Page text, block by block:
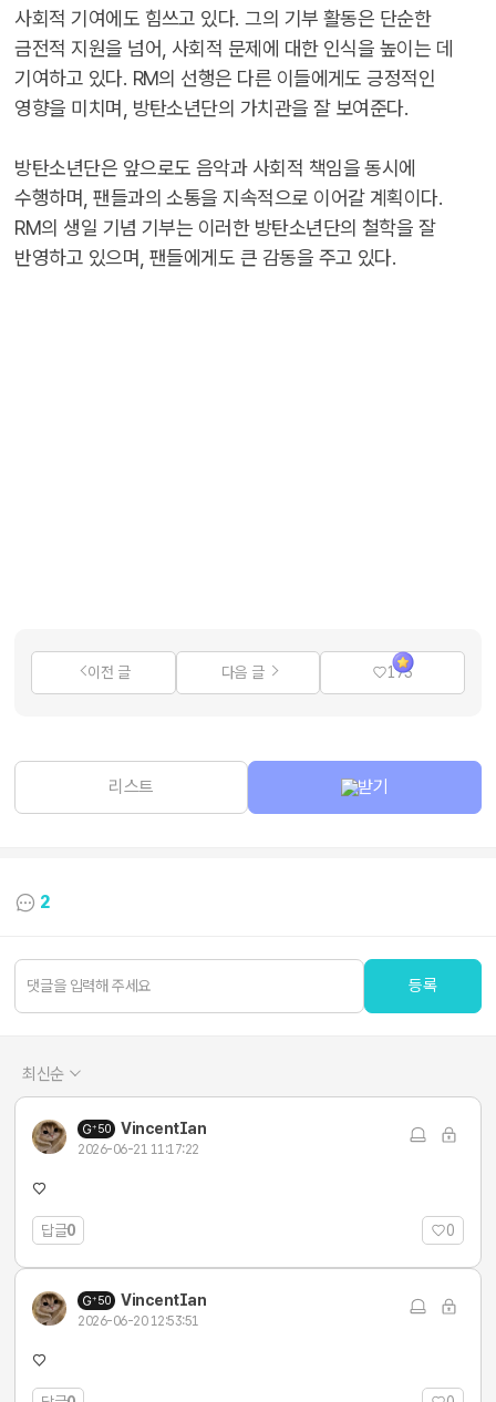
사회적 기여에도 힘쓰고 있다. 그의 기부 활동은 단순한
금전적 지원을 넘어, 사회적 문제에 대한 인식을 높이는 데
기여하고 있다. RM의 선행은 다른 이들에게도 긍정적인
영향을 미치며, 방탄소년단의 가치관을 잘 보여준다.
방탄소년단은 앞으로도 음악과 사회적 책임을 동시에
수행하며, 팬들과의 소통을 지속적으로 이어갈 계획이다.
RM의 생일 기념 기부는 이러한 방탄소년단의 철학을 잘
반영하고 있으며, 팬들에게도 큰 감동을 주고 있다.
이전 글 다음 글 173
리스트 받기
2
등록
최신순
50 VincentIan
2026-06-21 11:17:22
♡
답글0 0
50 VincentIan
2026-06-20 12:53:51
♡